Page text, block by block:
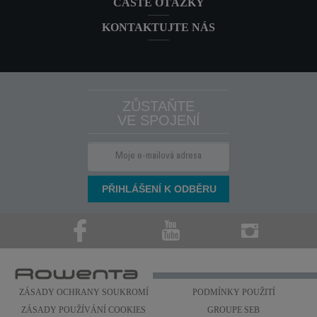
ČASTÉ OTÁZKY
KONTAKTUJTE NÁS
ZŮSTAŇTE
VE SPOJENÍ
ZÁSADY OCHRANY SOUKROMÍ
PODMÍNKY POUŽITÍ
ZÁSADY POUŽÍVÁNÍ COOKIES
GROUPE SEB